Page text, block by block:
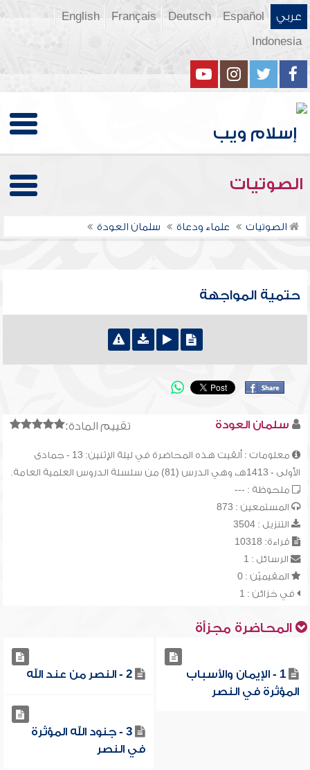
عربي Español
Deutsch
Français
English
Indonesia
الصوتيات
الصوتيات علماء ودعاة سلمان العودة
حتمية المواجهة
تقييم المادة: سلمان العودة
معلومات : ألقيت هذه المحاضرة في ليلة الإثنين: 13 - جمادى
الأولى - 1413هـ، وهي الدرس (81) من سلسلة الدروس العلمية العامة.
ملحوظة : ---
المستمعين : 873
التنزيل : 3504
قراءة: 10318
الرسائل : 1
المقيميّن : 0
في خزائن : 1
المحاضرة مجزأة
1 - الإيمان والأسباب
المؤثرة في النصر
2 - النصر من عند الله
3 - جنود الله المؤثرة
في النصر